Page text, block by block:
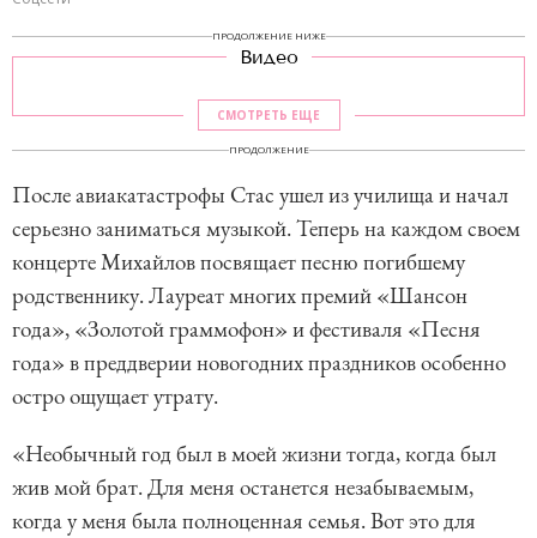
ПРОДОЛЖЕНИЕ НИЖЕ
Видео
СМОТРЕТЬ ЕЩЕ
ПРОДОЛЖЕНИЕ
После авиакатастрофы Стас ушел из училища и начал
серьезно заниматься музыкой. Теперь на каждом своем
концерте Михайлов посвящает песню погибшему
родственнику. Лауреат многих премий «Шансон
года», «Золотой граммофон» и фестиваля «Песня
года» в преддверии новогодних праздников особенно
остро ощущает утрату.
«Необычный год был в моей жизни тогда, когда был
жив мой брат. Для меня останется незабываемым,
когда у меня была полноценная семья. Вот это для